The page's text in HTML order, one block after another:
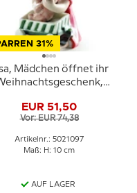
31%
Mädchen öffnet ihr
Nr. 097
EUR 51,50
Vor: EUR 74,38
Artikelnr.: 5021097
Maß: H: 10 cm
AUF LAGER